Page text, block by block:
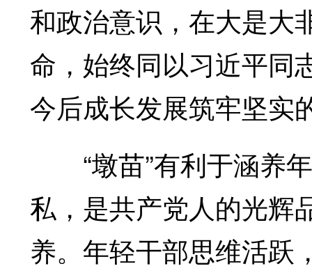
和政治意识，在大是大
命，始终同以习近平同
今后成长发展筑牢坚实
“墩苗”有利于涵养
私，是共产党人的光辉
养。年轻干部思维活跃